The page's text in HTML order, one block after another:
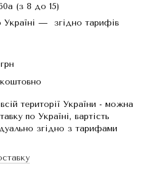
(з 8 до 15)
— згідно тарифів
території України - можна
по Україні, вартість
згідно з тарифами